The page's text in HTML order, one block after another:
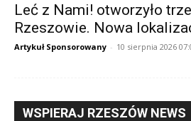
Leć z Nami! otworzyło
Rzeszowie. Nowa
Artykuł Sponsorowany - 10 sierpnia 2026
WSPIERAJ RZESZÓW NEWS